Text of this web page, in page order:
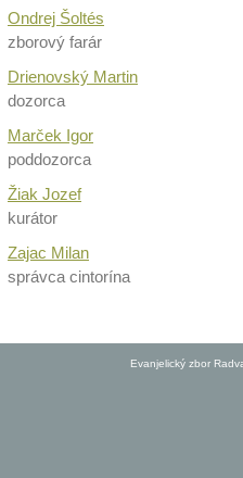
Ondrej Šoltés
zborový farár
Drienovský Martin
dozorca
Marček Igor
poddozorca
Žiak Jozef
kurátor
Zajac Milan
správca cintorína
Evanjelický zbor